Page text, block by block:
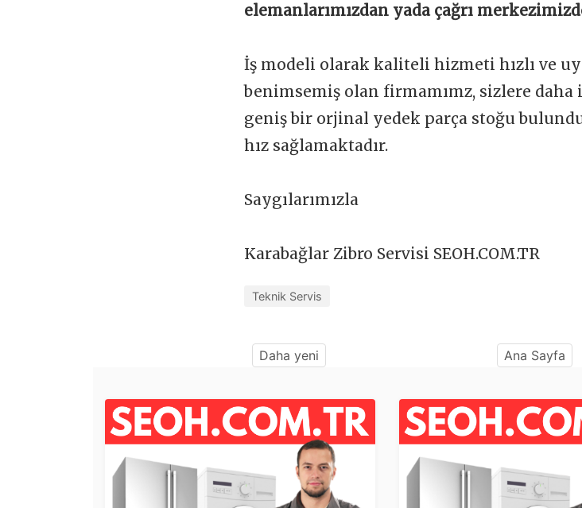
elemanlarımızdan yada çağrı
İş modeli olarak kaliteli hizmeti hızlı ve
benimsemiş olan firmamımz, sizlere
geniş bir orjinal yedek parça stoğu
hız sağlamaktadır.
Saygılarımızla
Karabağlar Zibro Servisi SEOH.COM.TR
Teknik Servis
Daha yeni Ana Sayfa